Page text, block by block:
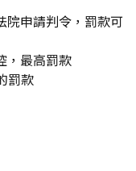
院申請判令，罰款可
，最高罰款
罰款